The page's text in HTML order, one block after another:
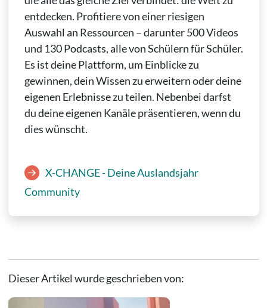
entdecken. Profitiere von einer riesigen
Auswahl an Ressourcen – darunter 500 Videos
und 130 Podcasts, alle von Schülern für Schüler.
Es ist deine Plattform, um Einblicke zu
gewinnen, dein Wissen zu erweitern oder deine
eigenen Erlebnisse zu teilen. Nebenbei darfst
du deine eigenen Kanäle präsentieren, wenn du
dies wünscht.
X-CHANGE - Deine Auslandsjahr
Community
Dieser Artikel wurde geschrieben von: